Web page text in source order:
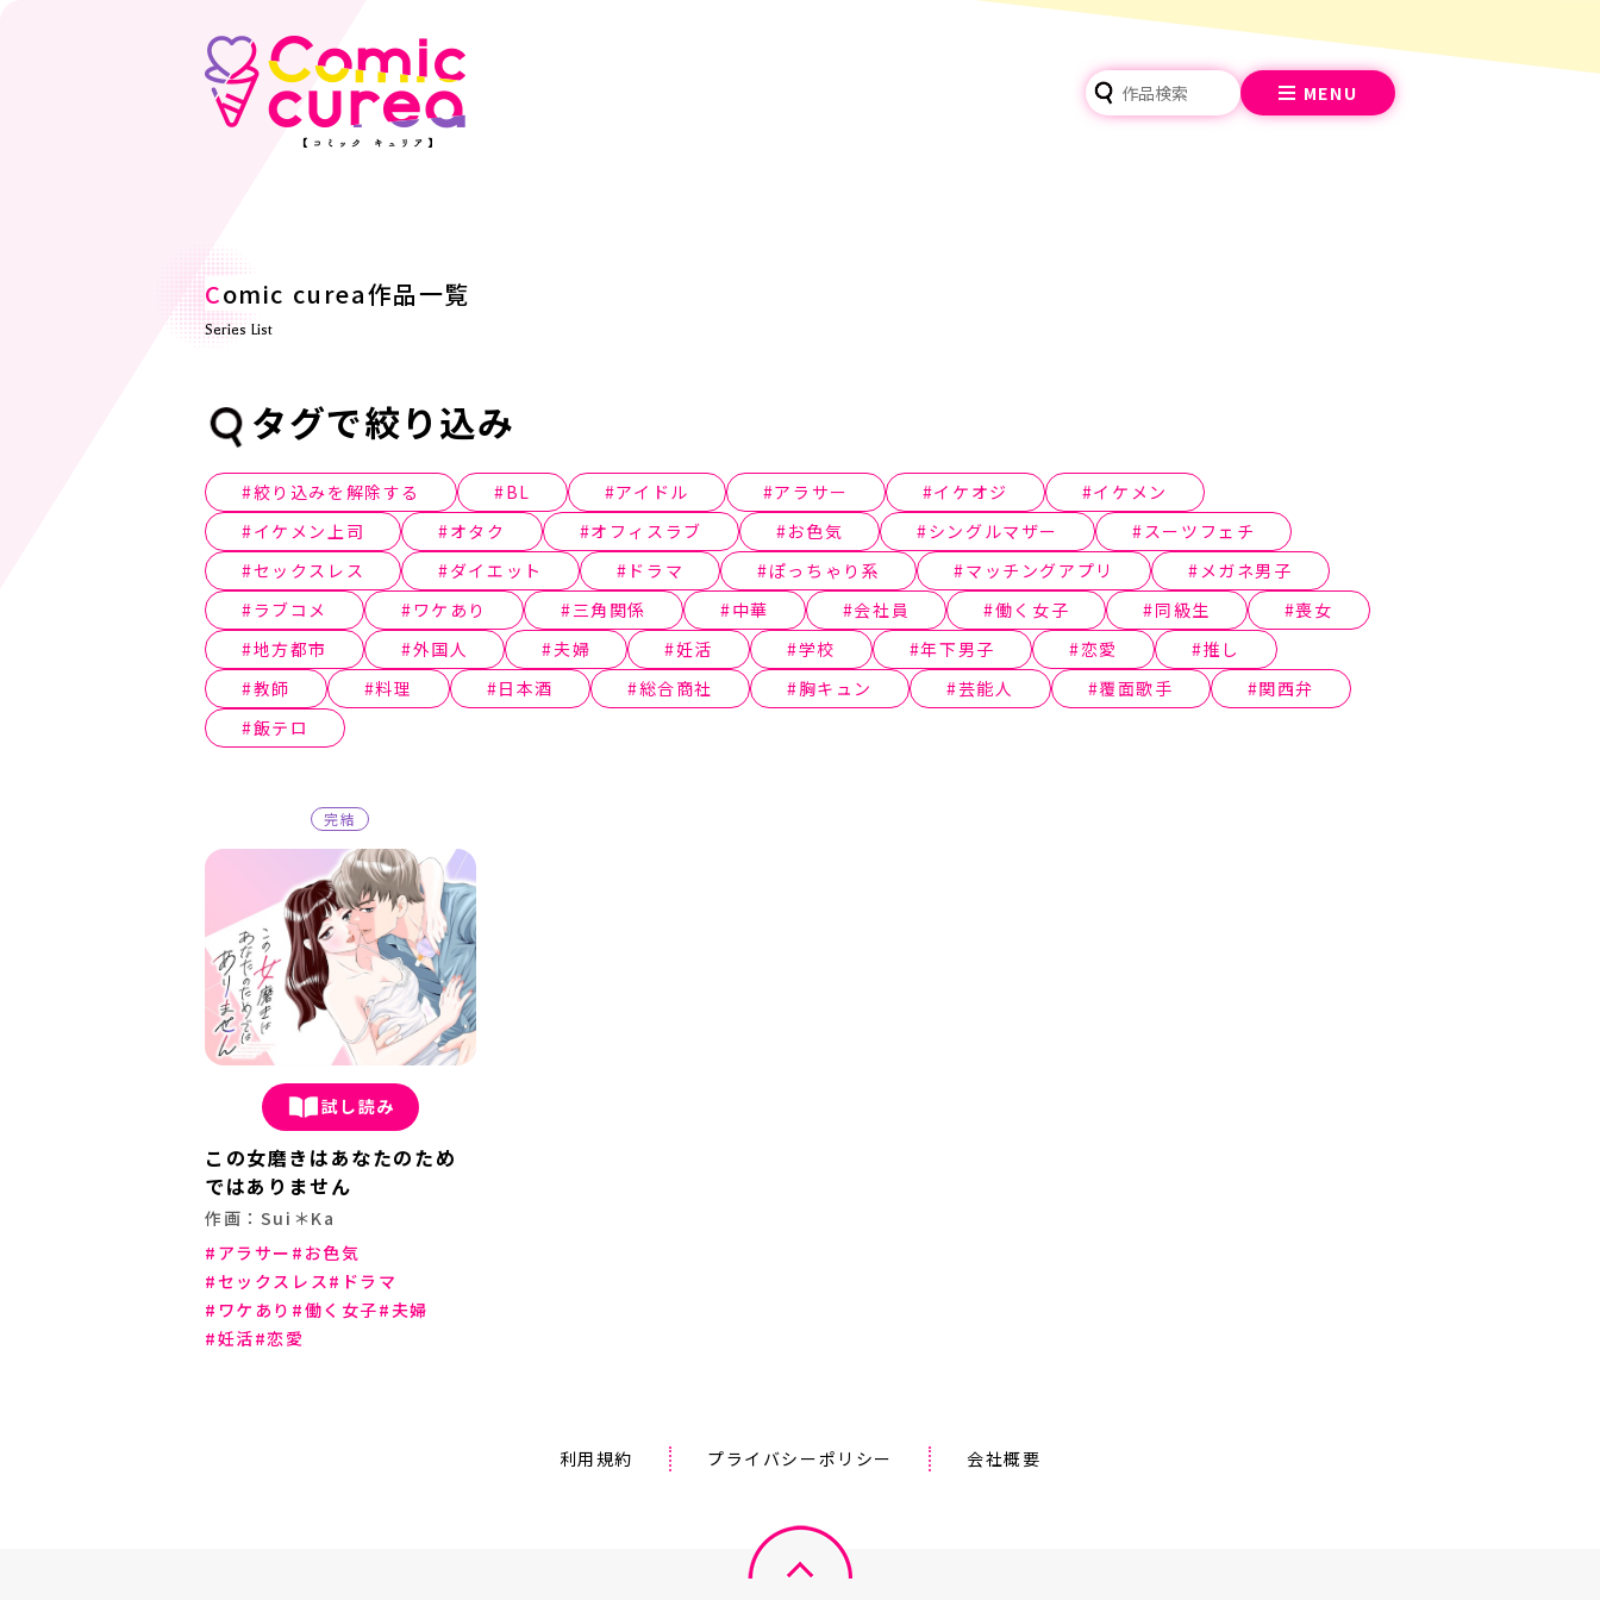
MENU
Comic curea作品一覧
Series List
タグで絞り込み
絞り込みを解除する BL アイドル アラサー イケオジ
イケメン
イケメン上司
オタク オフィスラブ お色気 シングルマザー
スーツフェチ
セックスレス
ダイエット ドラマ ぽっちゃり系 マッチングアプリ
メガネ男子
ラブコメ
ワケあり 三角関係 中華 会社員 働く女子 同級生
喪女
地方都市
外国人 夫婦 妊活 学校 年下男子 恋愛
推し
教師
料理 日本酒 総合商社 胸キュン 芸能人 覆面歌手
関西弁
飯テロ
完結
試し読み
この女磨きはあなたのため
ではありません
作画：Sui＊Ka
アラサー
お色気
セックスレス
ドラマ
ワケあり
働く女子
夫婦
妊活
恋愛
利用規約 プライバシーポリシー 会社概要